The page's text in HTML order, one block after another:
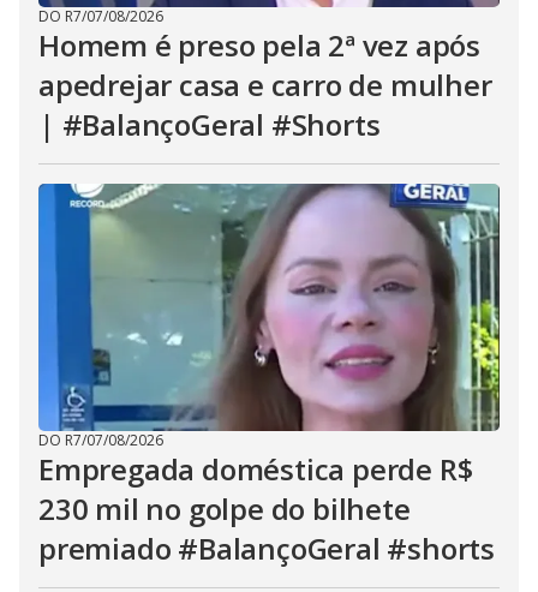
DO R7/07/08/2026
Homem é preso pela 2ª vez após
apedrejar casa e carro de mulher
| #BalançoGeral #Shorts
DO R7/07/08/2026
Empregada doméstica perde R$
230 mil no golpe do bilhete
premiado #BalançoGeral #shorts